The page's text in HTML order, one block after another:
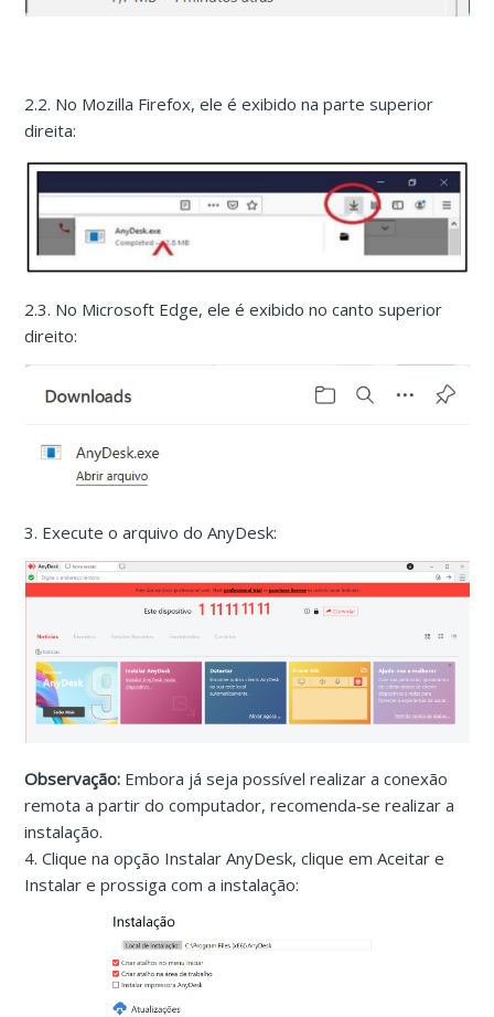
2.2. No Mozilla Firefox, ele é exibido na parte superior
direita:
2.3. No Microsoft Edge, ele é exibido no canto superior
direito:
3. Execute o arquivo do AnyDesk:
Observação: Embora já seja possível realizar a conexão
remota a partir do computador, recomenda‑se realizar a
instalação.
4. Clique na opção Instalar AnyDesk, clique em Aceitar e
Instalar e prossiga com a instalação: